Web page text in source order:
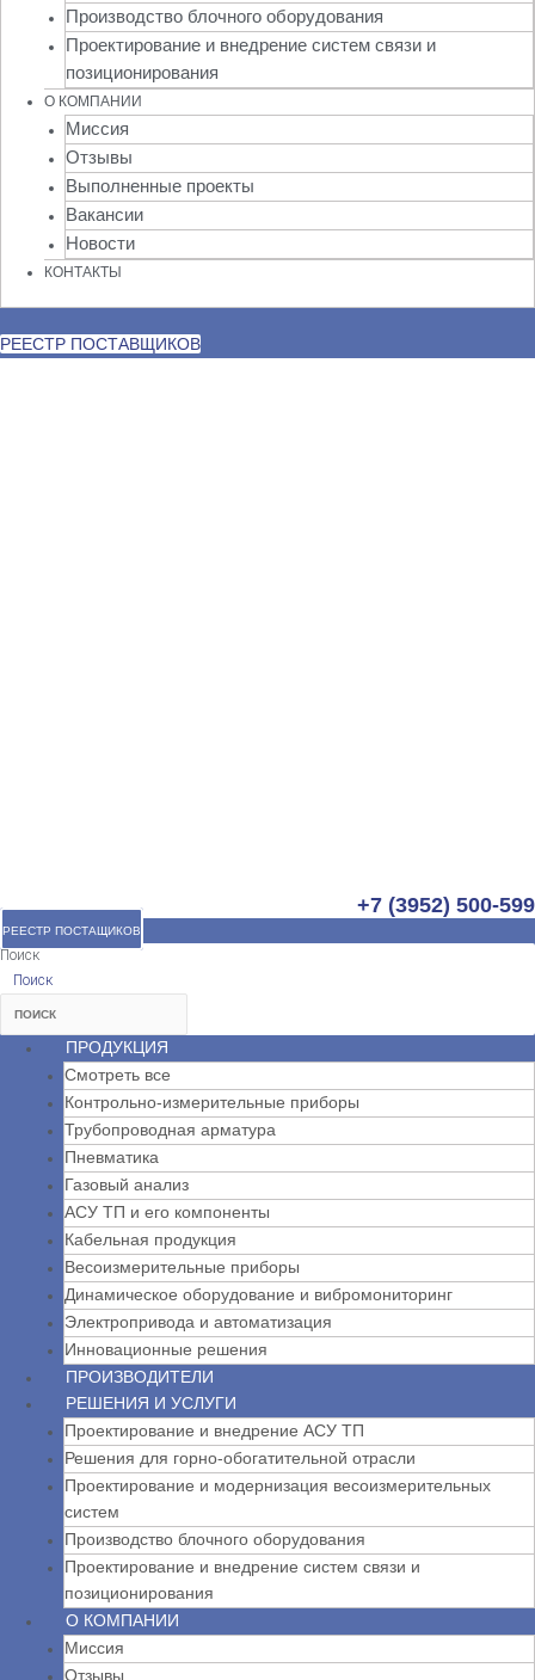
Производство блочного оборудования
Проектирование и внедрение систем связи и
позиционирования
О КОМПАНИИ
Миссия
Отзывы
Выполненные проекты
Вакансии
Новости
КОНТАКТЫ
РЕЕСТР ПОСТАВЩИКОВ
+7 (3952) 500-599
РЕЕСТР ПОСТАЩИКОВ
Поиск
Поиск
ПРОДУКЦИЯ
Смотреть все
Контрольно-измерительные приборы
Трубопроводная арматура
Пневматика
Газовый анализ
АСУ ТП и его компоненты
Кабельная продукция
Весоизмерительные приборы
Динамическое оборудование и вибромониторинг
Электропривода и автоматизация
Инновационные решения
ПРОИЗВОДИТЕЛИ
РЕШЕНИЯ И УСЛУГИ
Проектирование и внедрение АСУ ТП
Решения для горно-обогатительной отрасли
Проектирование и модернизация весоизмерительных
систем
Производство блочного оборудования
Проектирование и внедрение систем связи и
позиционирования
О КОМПАНИИ
Миссия
Отзывы